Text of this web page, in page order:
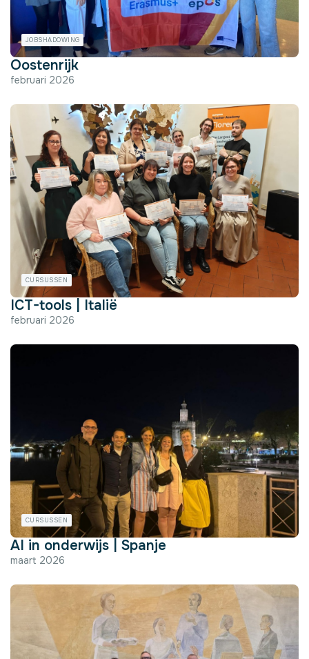
JOBSHADOWING
Oostenrijk
februari 2026
CURSUSSEN
ICT-tools | Italië
februari 2026
CURSUSSEN
AI in onderwijs | Spanje
maart 2026